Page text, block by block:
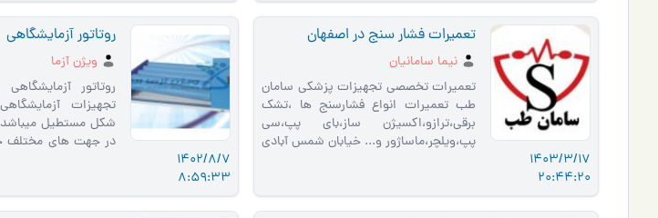
1403/3/17
20:44:20
تعمیرات فشار سنج در اصفهان
نیما سامانیان
تعمیرات تخصصی تجهیزات پزشکی سامان
طب تعمیرات انواع فشارسنج ها ،تشک
برقی،ترازو،اکسیژن ساز،بای پپ،سی
پپ،ویلچر،ماساژور و... خیابان شمس آبادی
1402/8/7
8:59:33
روتاتور آزمایشگاهی
ویژن آزما
روتاتور
تجهیزات
شکل مستطیل
در جهت های مختلف